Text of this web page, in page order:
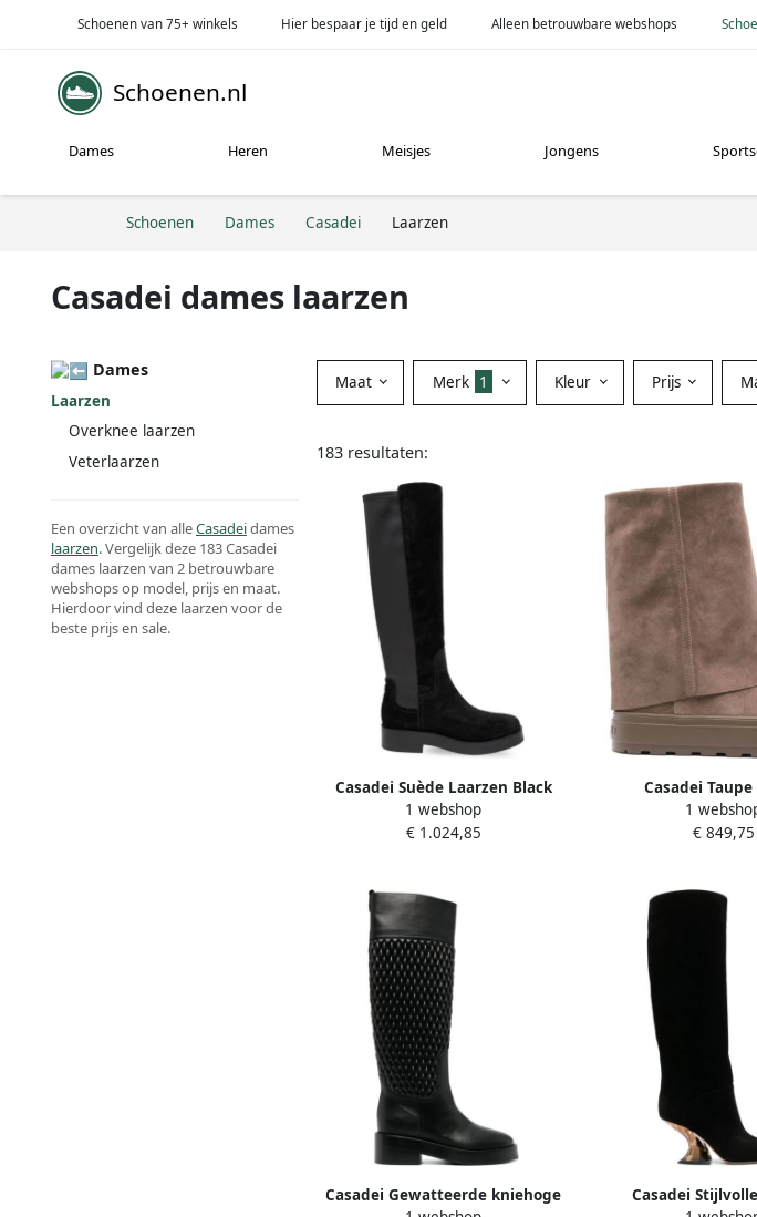
Schoenen van 75+ winkels Hier bespaar je tijd en geld Alleen betrouwbare webshops
Schoenen.nl
Dames Heren Meisjes Jongens
Schoenen Dames Casadei Laarzen
Casadei dames laarzen
Dames
Laarzen
Overknee laarzen
Veterlaarzen
Een overzicht van alleCasadeidames
laarzen. Vergelijk deze 183 Casadei
dames laarzen van 2 betrouwbare
webshops op model, prijs en maat.
Hierdoor vind deze laarzen voor de
beste prijs en sale.
Maat Merk 1 Kleur Prijs
183 resultaten:
Casadei Suède Laarzen Black
Dames
1 webshop
€ 1.024,85
Casadei Taupe
Omgeslagen Rand
Dames
1
€ 849,75
Casadei Gewatteerde kniehoge
Casadei